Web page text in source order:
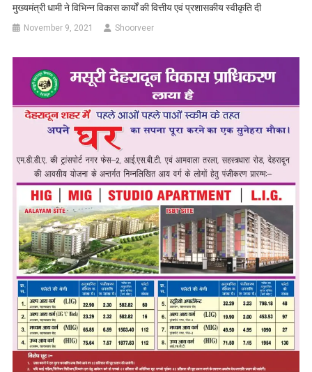
मुख्यमंत्री धामी ने विभिन्न विकास कार्यों की वित्तीय एवं प्रशासकीय स्वीकृति दी
November 9, 2021 Shoorveer